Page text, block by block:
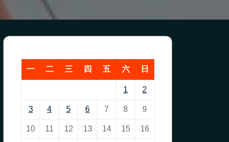
一 二 三 四 五 六 日
1 2
3 4 5 6 7 8 9
10 11 12 13 14 15 16